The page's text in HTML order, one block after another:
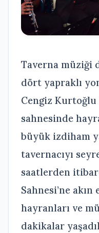
Taverna müziği
dört yapraklı
Cengiz Kurtoğlu
sahnesinde
büyük izdiham
tavernacıyı
saatlerden
Sahnesi’ne
hayranları ve
dakikalar